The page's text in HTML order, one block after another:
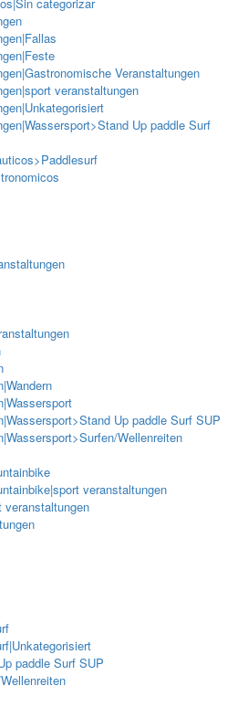
Veranstaltungen
veranstaltungen
Up paddle Surf
Up paddle Surf SUP
Wellenreiten
veranstaltungen
veranstaltungen
paddle Surf SUP